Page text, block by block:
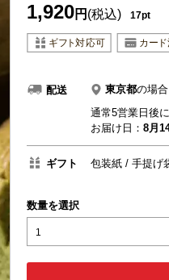
1,920円 (税込) 17pt
配送 東京都の場合
通常5営業日後
お届け日： 8月
ギフト 包装紙 手提げ
数量を選択
1